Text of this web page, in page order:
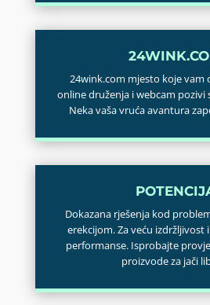
24wink.com mjesto koje vam
online druženja i webcam pozivi
Neka vaša vruća avantura
Dokazana rješenja kod
erekcijom. Za veću izdržljivost
performanse. Isprobajte
proizvode za jači